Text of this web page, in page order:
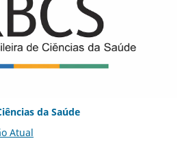
da Saúde
Atual